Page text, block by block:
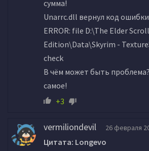
сумма!
Unarrc.dll вернул код
ERROR: file D:\The Elder
Edition\Data\Skyrim -
check
В чём может быть
самое!
+3
vermiliondevil 26 февраля
Цитата: Longevo